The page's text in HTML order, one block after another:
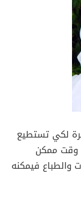
لكي تستطيع
وقت ممكن
والطباع فيمكنه